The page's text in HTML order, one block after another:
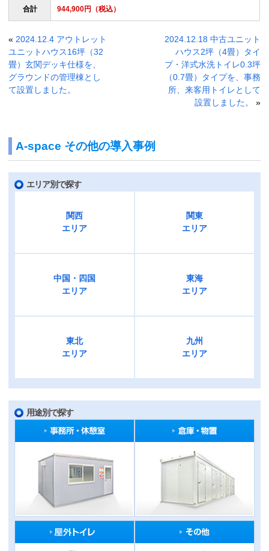
合計 944,900円（税込）
« 2024.12.4 アウトレット
ユニットハウス16坪（32
畳）玄関デッキ仕様を、
グラウンドの管理棟とし
て設置しました。
2024.12.18 中古ユニット
ハウス2坪（4畳）タイ
プ・洋式水洗トイレ0.3坪
（0.7畳）タイプを、事務
所、来客用トイレとして
設置しました。
»
A-space その他の導入事例
エリア別で探す
関西
エリア
関東
エリア
中国・四国
エリア
東海
エリア
東北
エリア
九州
エリア
用途別で探す